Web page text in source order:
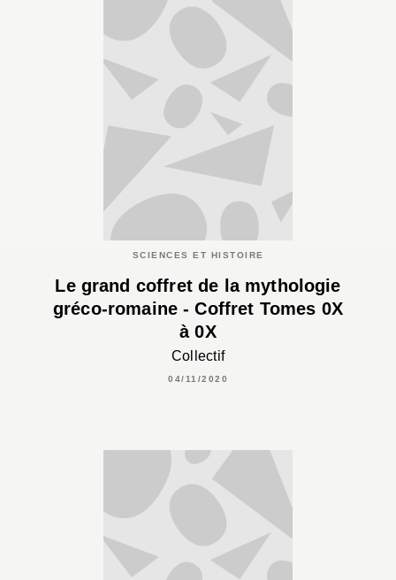
SCIENCES ET HISTOIRE
Le grand coffret de la mythologie
gréco-romaine - Coffret Tomes 0X
à 0X
Collectif
04/11/2020